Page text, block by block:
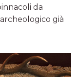
da
già